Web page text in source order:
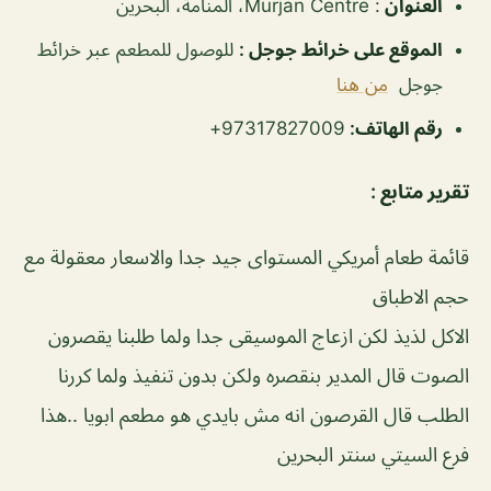
العنوان : Murjan Centre، المنامة، البحرين
الموقع على خرائط جوجل : للوصول للمطعم عبر خرائط
جوجل من هنا
رقم الهاتف: 97317827009+
تقرير متابع :
قائمة طعام أمريكي المستواى جيد جدا والاسعار معقولة مع
حجم الاطباق
الاكل لذيذ لكن ازعاج الموسيقى جدا ولما طلبنا يقصرون
الصوت قال المدير بنقصره ولكن بدون تنفيذ ولما كررنا
الطلب قال القرصون انه مش بايدي هو مطعم ابويا ..هذا
فرع السيتي سنتر البحرين